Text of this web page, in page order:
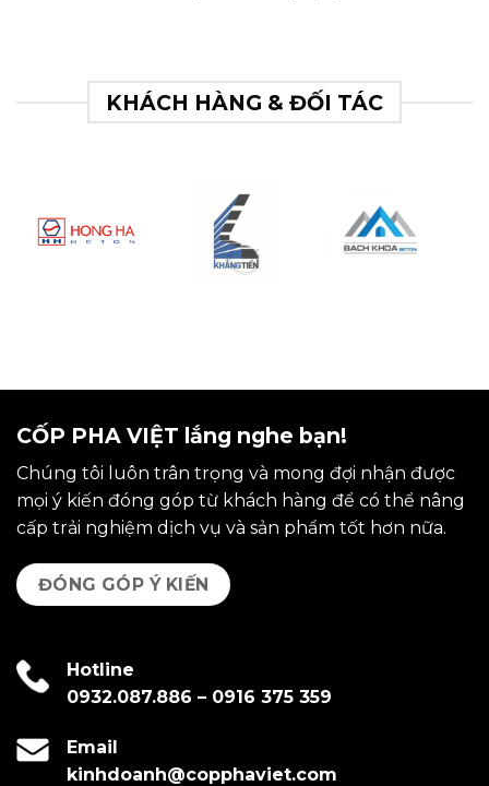
KHÁCH HÀNG & ĐỐI TÁC
CỐP PHA VIỆT lắng nghe bạn!
Chúng tôi luôn trân trọng và mong đợi nhận được
mọi ý kiến đóng góp từ khách hàng để có thể nâng
cấp trải nghiệm dịch vụ và sản phẩm tốt hơn nữa.
ĐÓNG GÓP Ý KIẾN
Hotline
0932.087.886 – 0916 375 359
Email
kinhdoanh@copphaviet.com